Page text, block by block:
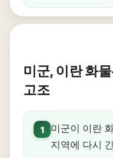
미군, 이란 화
고조
1
미군이 이란
지역에 다시